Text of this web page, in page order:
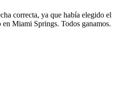
correcta, ya que había elegido el
Miami Springs. Todos ganamos.